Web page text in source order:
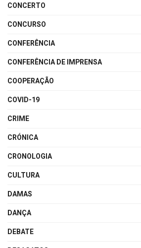
CONCERTO
CONCURSO
CONFERÊNCIA
CONFERÊNCIA DE IMPRENSA
COOPERAÇÃO
COVID-19
CRIME
CRÓNICA
CRONOLOGIA
CULTURA
DAMAS
DANÇA
DEBATE